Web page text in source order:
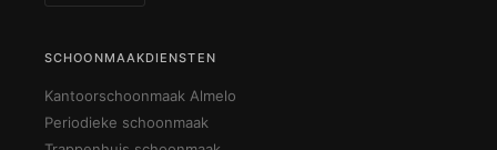
SCHOONMAAKDIENSTEN
Kantoorschoonmaak Almelo
Periodieke schoonmaak